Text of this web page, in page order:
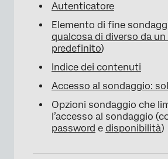
Autenticatore
Elemento di fine
qualcosa di diverso da
predefinito)
Indice dei contenuti
Accesso al sondaggio:
Opzioni sondaggio che
l’accesso al sondaggio
password e disponibilità)